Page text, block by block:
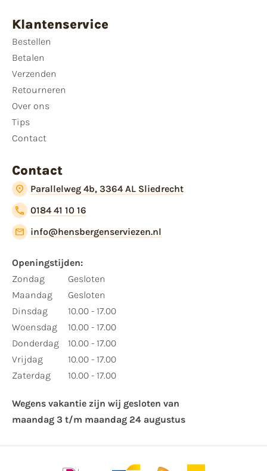
Klantenservice
Bestellen
Betalen
Verzenden
Retourneren
Over ons
Tips
Contact
Contact
Parallelweg 4b, 3364 AL Sliedrecht
0184 41 10 16
info@hensbergenserviezen.nl
Openingstijden:​
​Zondag
Maandag
Dinsdag
Woensdag
Donderdag
Vrijdag
Zaterdag
Gesloten
Gesloten
10.00 - 17.00
10.00 - 17.00
10.00 - 17.00
10.00 - 17.00
10.00 - 17.00
Wegens vakantie zijn wij gesloten van ​
maandag 3 t/m maandag 24 augustus